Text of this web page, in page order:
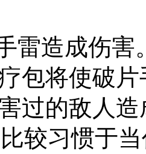
雷造成伤害
包将使破
过的敌人
较习惯于